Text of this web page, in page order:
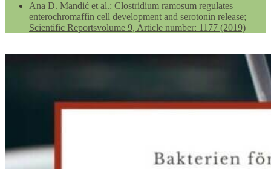
Ana D. Mandić et al.: Clostridium ramosum regulates
enterochromaffin cell development and serotonin release;
Scientific Reportsvolume 9, Article number: 1177 (2019)